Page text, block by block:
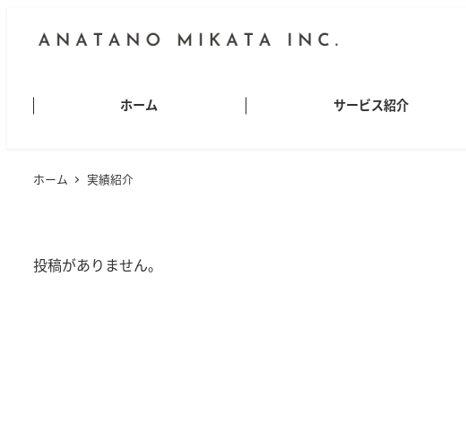
ホーム サービス紹介
ホーム 実績紹介
投稿がありません。